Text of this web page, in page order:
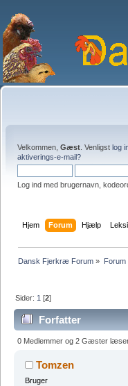
Velkommen, Gæst . Venligst log
aktiverings-e-mail?
Log ind med brugernavn,
Hjem Forum Hjælp
Dansk Fjerkræ Forum » Forum
Sider: 1 [2]
Forfatter
0 Medlemmer og 2 Gæster læser
Tomzen
Bruger